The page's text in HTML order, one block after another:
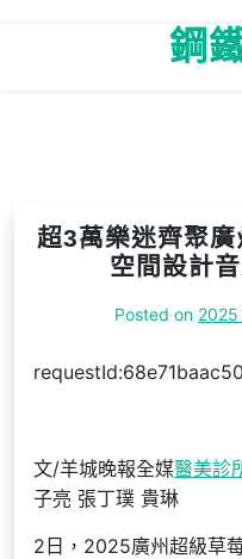
鋼
超3萬樂迷齊聚
空間設計
Posted on 2025
文/羊城晚報全媒醫美診
子亮 張丁璞 貴琳
2日，2025廣州超級草